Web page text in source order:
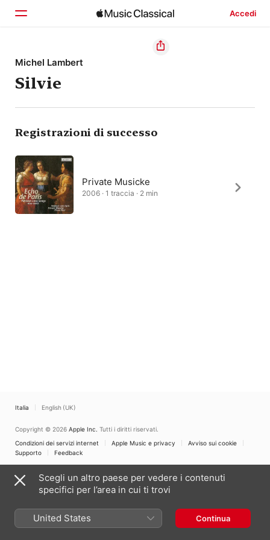
Accedi
Home
Scopri
Cerca
Michel Lambert
Silvie
Registrazioni di successo
Private Musicke
2006 · 1 traccia · 2 min
Italia English (UK)
Copyright © 2026 Apple Inc. Tutti i diritti riservati.
Condizioni dei servizi internet
Apple Music e privacy
Avviso sui cookie
Supporto
Feedback
Scegli un altro paese per vedere i contenuti
specifici per l’area in cui ti trovi
United States Continua